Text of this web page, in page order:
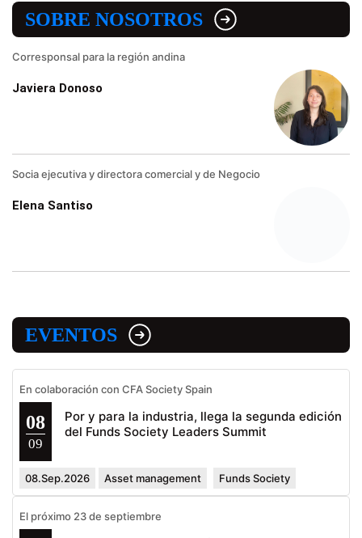
SOBRE NOSOTROS
Corresponsal para la región andina
Javiera Donoso
Socia ejecutiva y directora comercial y de Negocio
Elena Santiso
EVENTOS
En colaboración con CFA Society Spain
08
09
Por y para la industria, llega la segunda edición
del Funds Society Leaders Summit
08.Sep.2026 Asset management Funds Society
El próximo 23 de septiembre